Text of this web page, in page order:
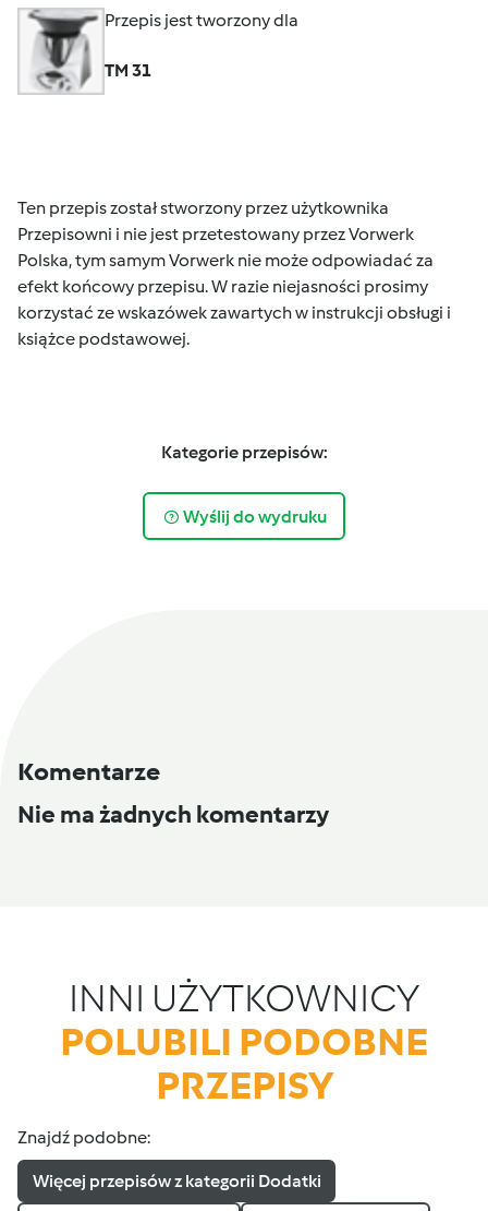
Przepis jest tworzony dla
TM 31
Ten przepis został stworzony przez użytkownika
Przepisowni i nie jest przetestowany przez Vorwerk
Polska, tym samym Vorwerk nie może odpowiadać za
efekt końcowy przepisu. W razie niejasności prosimy
korzystać ze wskazówek zawartych w instrukcji obsługi i
książce podstawowej.
Kategorie przepisów:
Wyślij do wydruku
Komentarze
Nie ma żadnych komentarzy
INNI UŻYTKOWNICY
POLUBILI PODOBNE
PRZEPISY
Znajdź podobne:
Więcej przepisów z kategorii Dodatki